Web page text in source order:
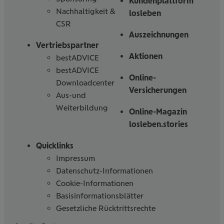
Nachhaltigkeit &
CSR
Vertriebspartner
bestADVICE
bestADVICE
Downloadcenter
Aus-und
Weiterbildung
losleben
Auszeichnungen
Aktionen
Online-
Versicherungen
Online-Magazin
losleben.stories
Quicklinks
Impressum
Datenschutz-Informationen
Cookie-Informationen
Basisinformationsblätter
Gesetzliche Rücktrittsrechte